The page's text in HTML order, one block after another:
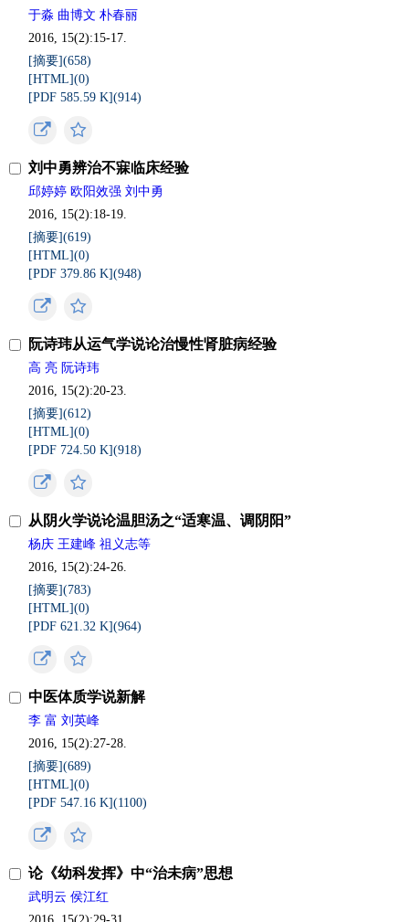
于淼 曲博文 朴春丽
2016, 15(2):15-17.
[摘要](658)
[HTML](0)
[PDF 585.59 K](914)
刘中勇辨治不寐临床经验
邱婷婷 欧阳效强 刘中勇
2016, 15(2):18-19.
[摘要](619)
[HTML](0)
[PDF 379.86 K](948)
阮诗玮从运气学说论治慢性肾脏病经验
高 亮 阮诗玮
2016, 15(2):20-23.
[摘要](612)
[HTML](0)
[PDF 724.50 K](918)
从阴火学说论温胆汤之“适寒温、调阴阳”
杨庆 王建峰 祖义志等
2016, 15(2):24-26.
[摘要](783)
[HTML](0)
[PDF 621.32 K](964)
中医体质学说新解
李 富 刘英峰
2016, 15(2):27-28.
[摘要](689)
[HTML](0)
[PDF 547.16 K](1100)
论《幼科发挥》中“治未病”思想
武明云 侯江红